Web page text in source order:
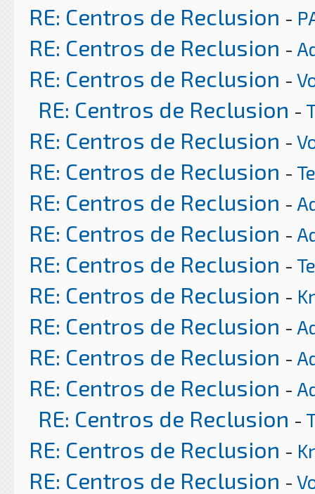
RE: Centros de Reclusion -
RE: Centros de Reclusion -
RE: Centros de Reclusion -
RE: Centros de Reclusion -
RE: Centros de Reclusion -
RE: Centros de Reclusion -
RE: Centros de Reclusion -
RE: Centros de Reclusion -
RE: Centros de Reclusion -
RE: Centros de Reclusion -
RE: Centros de Reclusion -
RE: Centros de Reclusion -
RE: Centros de Reclusion -
RE: Centros de Reclusion -
RE: Centros de Reclusion -
RE: Centros de Reclusion -